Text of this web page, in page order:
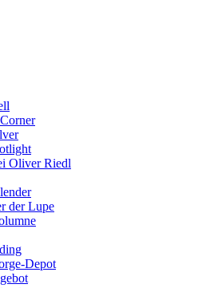
Oliver Riedl
der Lupe
Depot